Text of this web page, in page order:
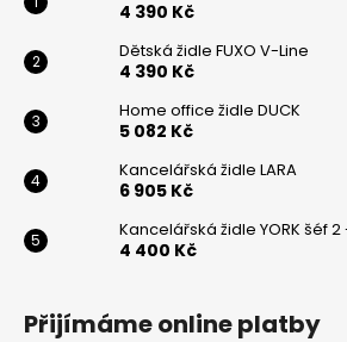
4 390 Kč
Dětská židle FUXO V-Line
4 390 Kč
Home office židle DUCK
5 082 Kč
Kancelářská židle LARA
6 905 Kč
Kancelářská židle YORK šéf
4 400 Kč
Přijímáme online platby